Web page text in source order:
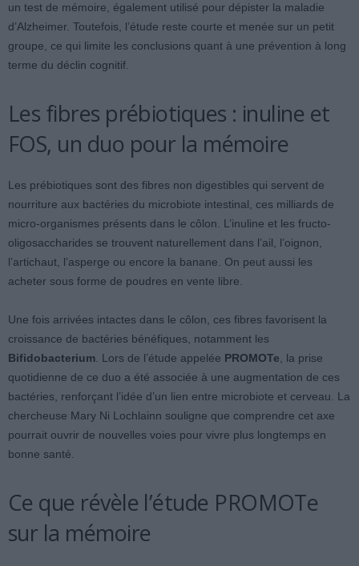
un test de mémoire, également utilisé pour dépister la maladie
d’Alzheimer. Toutefois, l’étude reste courte et menée sur un petit
groupe, ce qui limite les conclusions quant à une prévention à long
terme du déclin cognitif.
Les fibres prébiotiques : inuline et
FOS, un duo pour la mémoire
Les prébiotiques sont des fibres non digestibles qui servent de
nourriture aux bactéries du microbiote intestinal, ces milliards de
micro-organismes présents dans le côlon. L’inuline et les fructo-
oligosaccharides se trouvent naturellement dans l’ail, l’oignon,
l’artichaut, l’asperge ou encore la banane. On peut aussi les
acheter sous forme de poudres en vente libre.
Une fois arrivées intactes dans le côlon, ces fibres favorisent la
croissance de bactéries bénéfiques, notamment les
Bifidobacterium . Lors de l’étude appelée PROMOTe , la prise
quotidienne de ce duo a été associée à une augmentation de ces
bactéries, renforçant l’idée d’un lien entre microbiote et cerveau. La
chercheuse Mary Ni Lochlainn souligne que comprendre cet axe
pourrait ouvrir de nouvelles voies pour vivre plus longtemps en
bonne santé.
Ce que révèle l’étude PROMOTe
sur la mémoire